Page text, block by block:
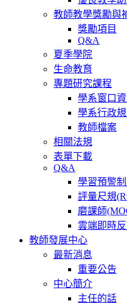
教師教學獎勵與
獎勵項目
Q&A
夏季學院
生命教育
專題研究課程
學系窗口
學系行政規
教師檔案
相關法規
表單下載
Q&A
學習預警
評量尺規
磨課師
雲端即時
教師發展中心
最新消息
重要公告
中心簡介
主任的話